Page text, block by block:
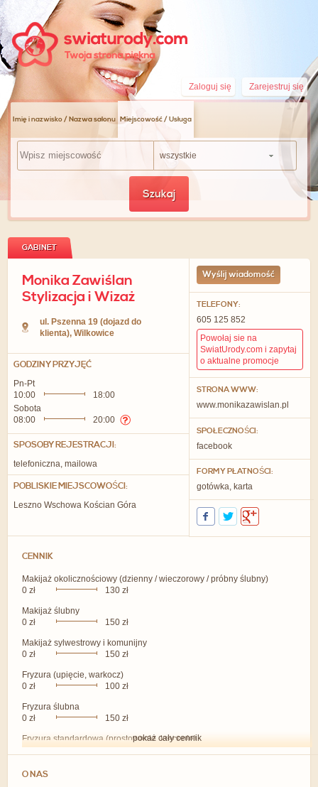
Zarejestruj się
Zaloguj się
Imię i nazwisko / Nazwa salonu Miejscowość / Usługa
wszystkie
Szukaj
GABINET
Monika Zawiślan
Stylizacja i Wizaż
ul. Pszenna 19 (dojazd do
klienta),Wilkowice
GODZINY PRZYJĘĆ
Pn-Pt
10:00
18:00
Sobota
08:00
20:00
SPOSOBY REJESTRACJI:
telefoniczna, mailowa
POBLISKIE MIEJSCOWOŚCI:
Leszno Wschowa Kościan Góra
Wyślij wiadomość
TELEFONY:
605 125 852
Powołaj sie na
SwiatUrody.com i zapytaj
o aktualne promocje
STRONA WWW:
www.monikazawislan.pl
SPOŁECZNOŚCI:
facebook
FORMY PŁATNOŚCI:
gotówka, karta
CENNIK
Makijaż okolicznościowy (dzienny / wieczorowy / próbny ślubny)
0 zł
130 zł
Makijaż ślubny
0 zł
150 zł
Makijaż sylwestrowy i komunijny
0 zł
150 zł
Fryzura (upięcie, warkocz)
0 zł
100 zł
Fryzura ślubna
0 zł
150 zł
Fryzura standardowa (prostowanie, kręcenie)
0 zł
50 zł
Fryzura dziecięca
pokaż cały cennik
O NAS